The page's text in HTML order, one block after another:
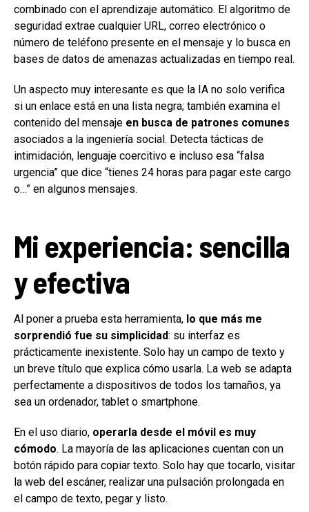
combinado con el aprendizaje automático. El algoritmo de
seguridad extrae cualquier URL, correo electrónico o
número de teléfono presente en el mensaje y lo busca en
bases de datos de amenazas actualizadas en tiempo real.
Un aspecto muy interesante es que la IA no solo verifica
si un enlace está en una lista negra; también examina el
contenido del mensaje en busca de patrones comunes
asociados a la ingeniería social. Detecta tácticas de
intimidación, lenguaje coercitivo e incluso esa “falsa
urgencia” que dice “tienes 24 horas para pagar este cargo
o…” en algunos mensajes.
Mi experiencia: sencilla
y efectiva
Al poner a prueba esta herramienta, lo que más me
sorprendió fue su simplicidad: su interfaz es
prácticamente inexistente. Solo hay un campo de texto y
un breve título que explica cómo usarla. La web se adapta
perfectamente a dispositivos de todos los tamaños, ya
sea un ordenador, tablet o smartphone.
En el uso diario, operarla desde el móvil es muy
cómodo. La mayoría de las aplicaciones cuentan con un
botón rápido para copiar texto. Solo hay que tocarlo, visitar
la web del escáner, realizar una pulsación prolongada en
el campo de texto, pegar y listo.